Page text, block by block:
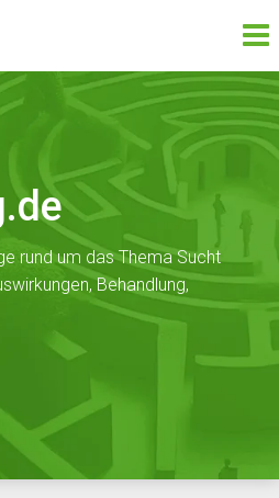
rund um das Thema Sucht
Behandlung,